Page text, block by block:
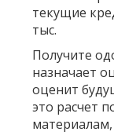
текущие
тыс.
Получите
назначает
оценит
это расчет